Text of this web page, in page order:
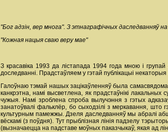
"Бог адзін, вер многа". З этнаграфічных даследванняў
"Кожная нацыя сваю веру мае"
З красавіка 1993 да лістапада 1994 года мною і
доследванні. Прадстаўляем у гэтай публікацыі
Галоўнаю тэмай нашых зацікаўленняў была
канкрэтна, намі высветлена, як прадстаўнікі
чужыя. Намі зроблена спроба вылучэння з гэтых
занатоўвалі фальклёр, бо сыходзілі з меркавання, што
культурным памежжы. Дзеля даследванняў мы абралі
вёскамі (з поўдня). Тут прыблізная лінія падзелу
(вызначаецца на падставе моўных паказчыкаў, якая ад